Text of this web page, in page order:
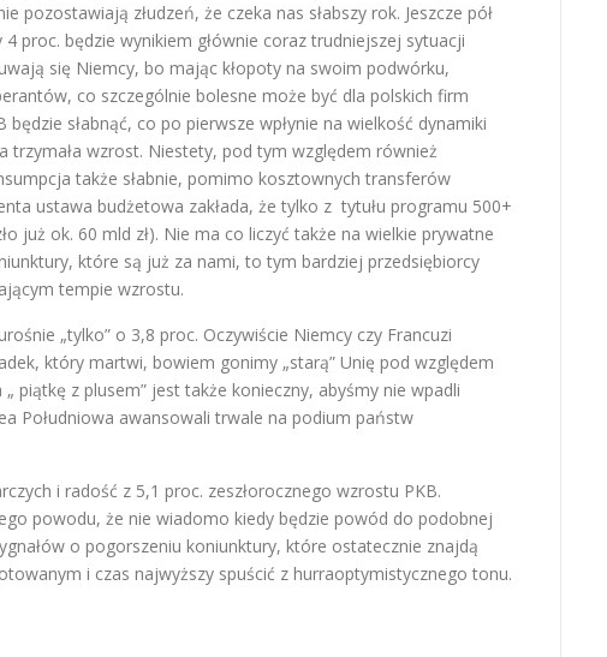
pozostawiają złudzeń, że czeka nas słabszy rok. Jeszcze pół
proc. będzie wynikiem głównie coraz trudniejszej sytuacji
się Niemcy, bo mając kłopoty na swoim podwórku,
co szczególnie bolesne może być dla polskich firm
słabnąć, co po pierwsze wpłynie na wielkość dynamiki
wzrost. Niestety, pod tym względem również
także słabnie, pomimo kosztownych transferów
ustawa budżetowa zakłada, że tylko z tytułu programu 500+
już ok. 60 mld zł). Nie ma co liczyć także na wielkie prywatne
które są już za nami, to tym bardziej przedsiębiorcy
tempie wzrostu.
„tylko” o 3,8 proc. Oczywiście Niemcy czy Francuzi
który martwi, bowiem gonimy „starą” Unię pod względem
piątkę z plusem” jest także konieczny, abyśmy nie wpadli
Południowa awansowali trwale na podium państw
i radość z 5,1 proc. zeszłorocznego wzrostu PKB.
powodu, że nie wiadomo kiedy będzie powód do podobnej
o pogorszeniu koniunktury, które ostatecznie znajdą
i czas najwyższy spuścić z hurraoptymistycznego tonu.